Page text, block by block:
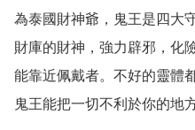
為泰國財神爺，鬼王是四大
財庫的財神，強力辟邪，化
能靠近佩戴者。不好的靈體
鬼王能把一切不利於你的地